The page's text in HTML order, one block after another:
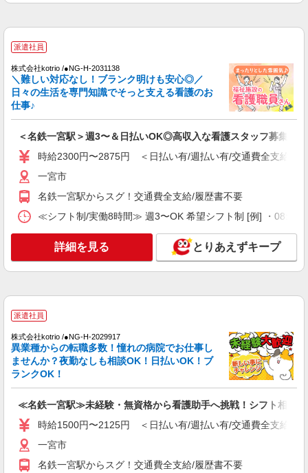
派遣社員
株式会社kotrio /●NG-H-2031138
＼難しい対応なし！ブランク明けも安心◎／
日々の生活を専門知識でそっと支える看護のお
仕事♪
＜名鉄一宮駅＞週3〜＆日払いOK◎高収入な看護スタッフ募集！
時給2300円〜2875円 ＜日払い有/週払い有/交通費全支給(ガ
一宮市
名鉄一宮駅からスグ！交通費全支給/履歴書不要
≪シフト制/実働8時間≫ 週3〜OK 希望シフト制 [例] ・
詳細を見る とりあえずキープ
派遣社員
株式会社kotrio /●NG-H-2029917
異業種からの転職多数！憧れの病院でお仕事し
ませんか？夜勤なしも相談OK！日払いOK！ブ
ランクOK！
≪名鉄一宮駅≫未経験・無資格から看護助手へ挑戦！シフト相談
時給1500円〜2125円 ＜日払い有/週払い有/交通費全支給(ガ
一宮市
名鉄一宮駅からスグ！交通費全支給/履歴書不要